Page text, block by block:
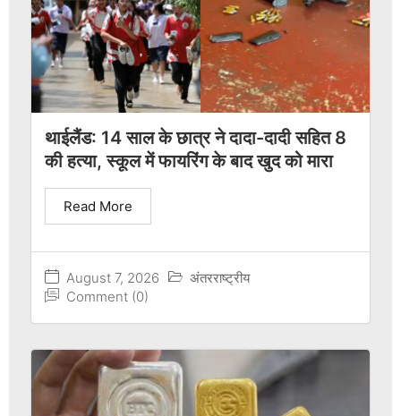
थाईलैंड: 14 साल के छात्र ने दादा-दादी सहित 8
की हत्या, स्कूल में फायरिंग के बाद खुद को मारा
August 7, 2026
अंतरराष्ट्रीय
Comment (0)
Read More